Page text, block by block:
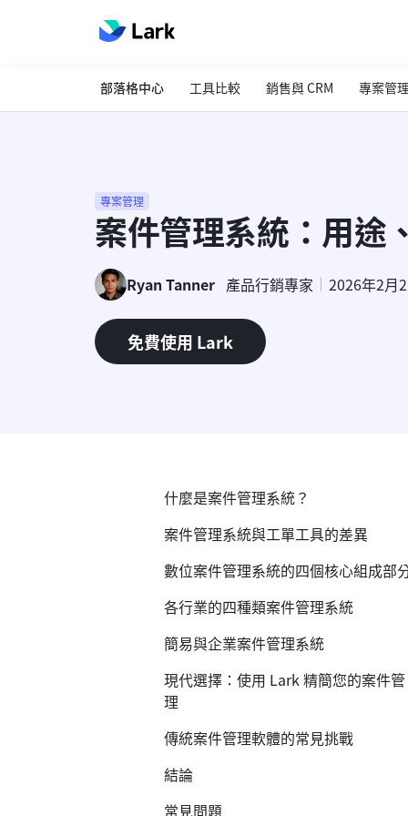
部落格中心 工具比較 銷售與 CRM 專案管
專案管理
案件管理系統：用途
Ryan Tanner 產品行銷專家 2026年2月
免費使用 Lark
什麼是案件管理系統？
案件管理系統與工單工具的差異
數位案件管理系統的四個核心組成部
各行業的四種類案件管理系統
簡易與企業案件管理系統
現代選擇：使用 Lark 精簡您的案件管
理
傳統案件管理軟體的常見挑戰
結論
常見問題